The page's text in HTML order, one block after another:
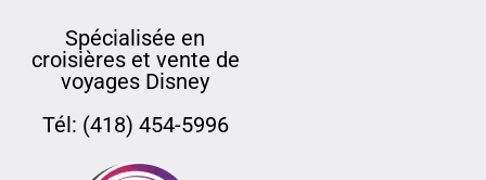
Spécialisée en
croisières et vente de
voyages Disney
Tél: (418) 454-5996